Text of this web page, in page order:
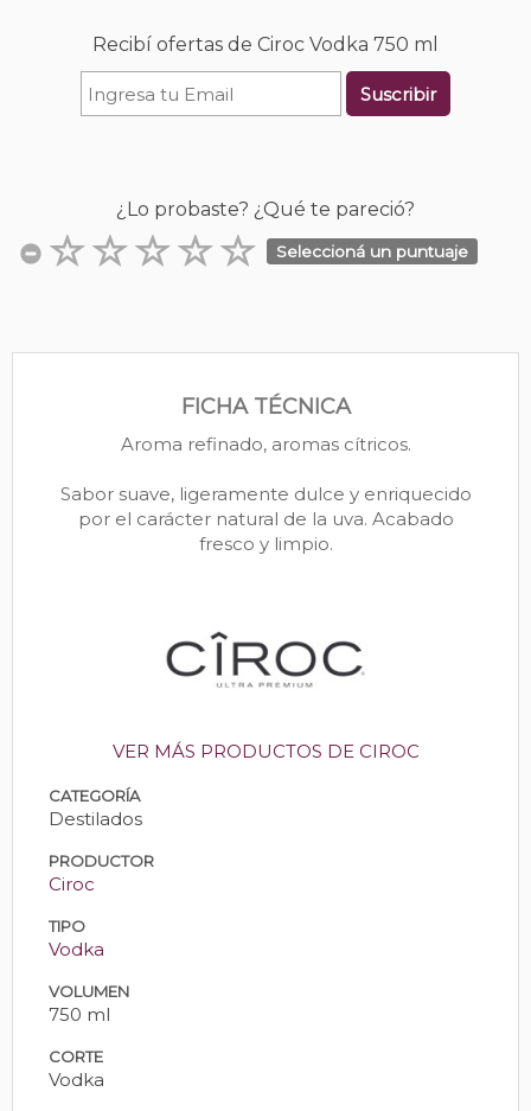
Recibí ofertas de Ciroc Vodka 750 ml
Suscribir
¿Lo probaste? ¿Qué te pareció?
Seleccioná un puntuaje
FICHA TÉCNICA
Aroma refinado, aromas cítricos.
Sabor suave, ligeramente dulce y enriquecido
por el carácter natural de la uva. Acabado
fresco y limpio.
VER MÁS PRODUCTOS DE CIROC
CATEGORÍA
Destilados
PRODUCTOR
Ciroc
TIPO
Vodka
VOLUMEN
750 ml
CORTE
Vodka